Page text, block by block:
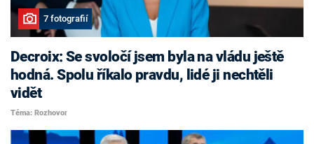
7 fotografií
Decroix: Se svoločí jsem byla na vládu ještě
hodná. Spolu říkalo pravdu, lidé ji nechtěli
vidět
Téma: Rozhovor